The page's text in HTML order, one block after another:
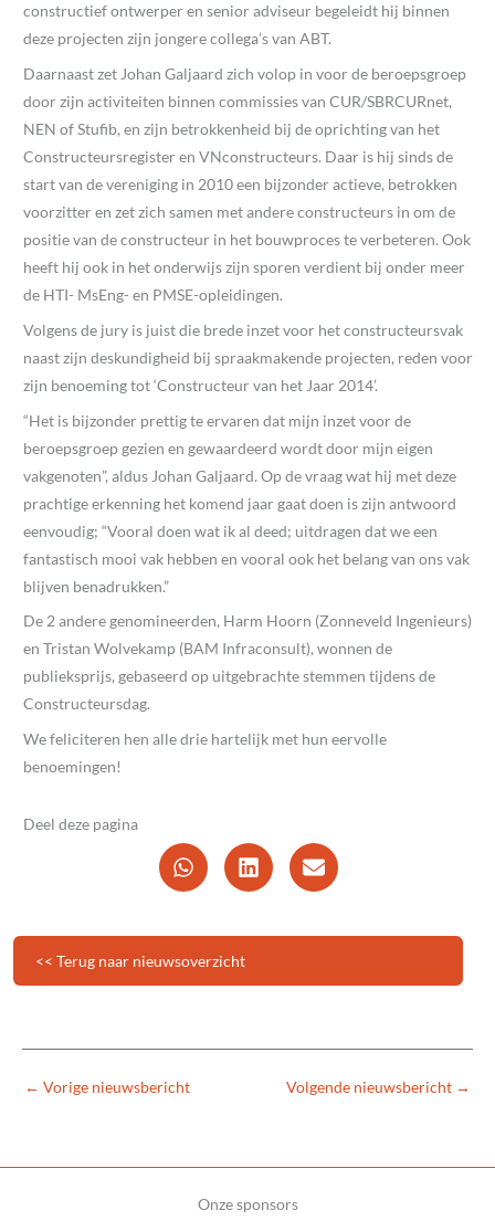
constructief ontwerper en senior adviseur begeleidt hij binnen
deze projecten zijn jongere collega’s van ABT.
Daarnaast zet Johan Galjaard zich volop in voor de beroepsgroep
door zijn activiteiten binnen commissies van CUR/SBRCURnet,
NEN of Stufib, en zijn betrokkenheid bij de oprichting van het
Constructeursregister en VNconstructeurs. Daar is hij sinds de
start van de vereniging in 2010 een bijzonder actieve, betrokken
voorzitter en zet zich samen met andere constructeurs in om de
positie van de constructeur in het bouwproces te verbeteren. Ook
heeft hij ook in het onderwijs zijn sporen verdient bij onder meer
de HTI- MsEng- en PMSE-opleidingen.
Volgens de jury is juist die brede inzet voor het constructeursvak
naast zijn deskundigheid bij spraakmakende projecten, reden voor
zijn benoeming tot ‘Constructeur van het Jaar 2014’.
“Het is bijzonder prettig te ervaren dat mijn inzet voor de
beroepsgroep gezien en gewaardeerd wordt door mijn eigen
vakgenoten”, aldus Johan Galjaard. Op de vraag wat hij met deze
prachtige erkenning het komend jaar gaat doen is zijn antwoord
eenvoudig; “Vooral doen wat ik al deed; uitdragen dat we een
fantastisch mooi vak hebben en vooral ook het belang van ons vak
blijven benadrukken.”
De 2 andere genomineerden, Harm Hoorn (Zonneveld Ingenieurs)
en Tristan Wolvekamp (BAM Infraconsult), wonnen de
publieksprijs, gebaseerd op uitgebrachte stemmen tijdens de
Constructeursdag.
We feliciteren hen alle drie hartelijk met hun eervolle
benoemingen!
Deel deze pagina
<< Terug naar nieuwsoverzicht
← Vorige nieuwsbericht Volgende nieuwsbericht →
Onze sponsors